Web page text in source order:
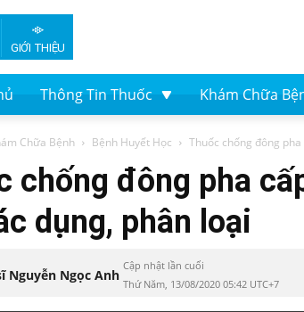
GIỚI THIỆU
Thông Tin Thuốc Khám Chữa
Chữa Bệnh Bệnh Huyết Học Thuốc chống đông
chống đông pha
dụng, phân loại
Nguyễn Ngọc Anh
Cập nhật lần cuối
Thứ Năm, 13/08/2020 05:42 UTC+7